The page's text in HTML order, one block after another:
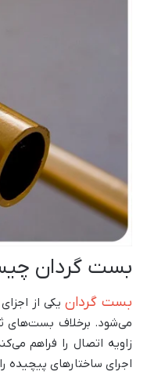
بست گردان
بست گردان یکی از
می‌شود. برخلاف بست‌های
زاویه اتصال را فراهم
اجرای ساختارهای پیچیده